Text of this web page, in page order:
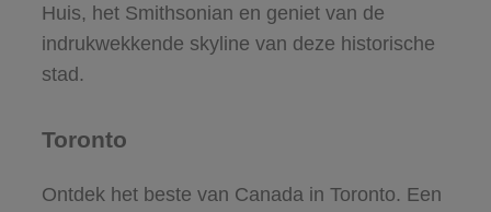
Huis, het Smithsonian en geniet van de
indrukwekkende skyline van deze historische
stad.
Toronto
Ontdek het beste van Canada in Toronto. Een